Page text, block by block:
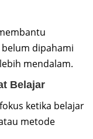
dipahami
mendalam.
Belajar
ketika belajar
metode